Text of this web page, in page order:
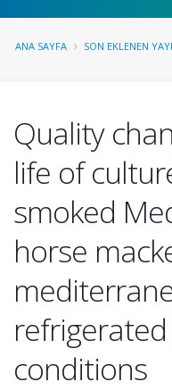
ANA SAYFA SON EKLENEN
Quality
life of
smoked
horse
refrigerated
conditions